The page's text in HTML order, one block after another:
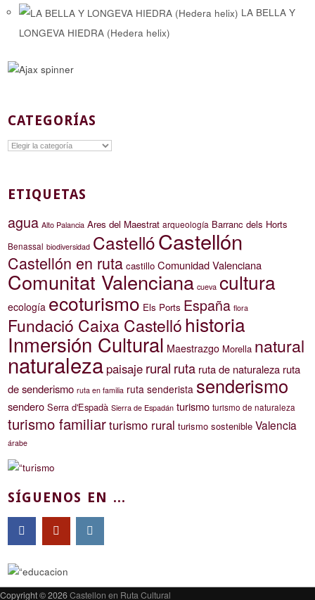
LA BELLA Y
LONGEVA HIEDRA (Hedera helix)
CATEGORÍAS
Categorías
ETIQUETAS
agua Alto Palancia Ares del Maestrat arqueología Barranc dels Horts
Benassal biodiversidad CastellóCastellón
Castellón en ruta castillo Comunidad Valenciana
Comunitat Valenciana cueva cultura
ecología ecoturismo Els Ports España flora
Fundació Caixa Castellóhistoria
Inmersión Cultural Maestrazgo Morella natural
naturaleza paisaje rural ruta ruta de naturaleza ruta
de senderismo ruta en familia ruta senderista senderismo
sendero Serra d'Espadà Sierra de Espadán turismo turismo de naturaleza
turismo familiarturismo rural turismo sostenible Valencia
árabe
SÍGUENOS EN ...
Copyright © 2026Castellon en Ruta Cultural